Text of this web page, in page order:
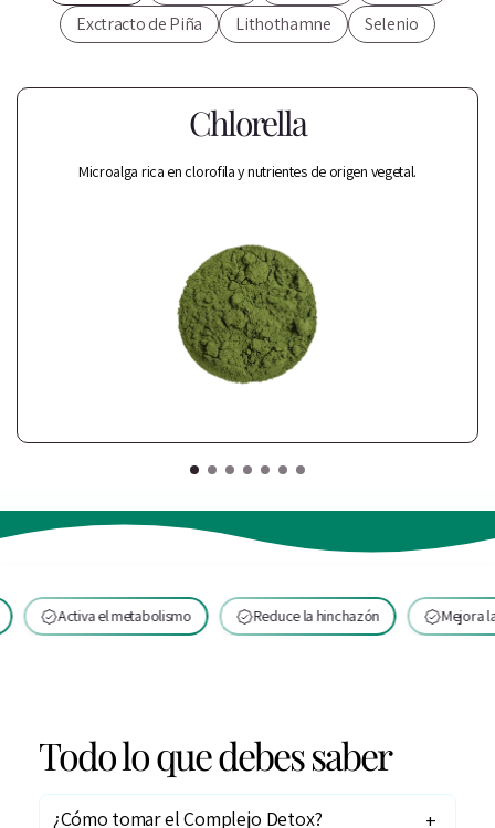
Exctracto de Piña
Lithothamne Selenio
Chlorella
Microalga rica en clorofila y nutrientes de origen vegetal.
el metabolismo Reduce la hinchazón Mejora la
Todo lo que debes saber
¿Cómo tomar el Complejo Detox? +